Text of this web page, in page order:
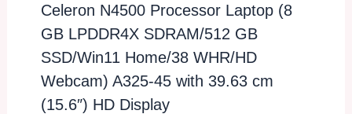
Celeron N4500 Processor Laptop (8
GB LPDDR4X SDRAM/512 GB
SSD/Win11 Home/38 WHR/HD
Webcam) A325-45 with 39.63 cm
(15.6″) HD Display